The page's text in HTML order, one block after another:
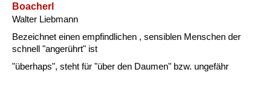
Boacherl
Walter Liebmann
Bezeichnet einen empfindlichen , sensiblen Menschen der
schnell "angerührt" ist
"überhaps", steht für "über den Daumen" bzw. ungefähr